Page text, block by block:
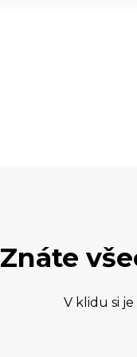
Znáte
V klidu si